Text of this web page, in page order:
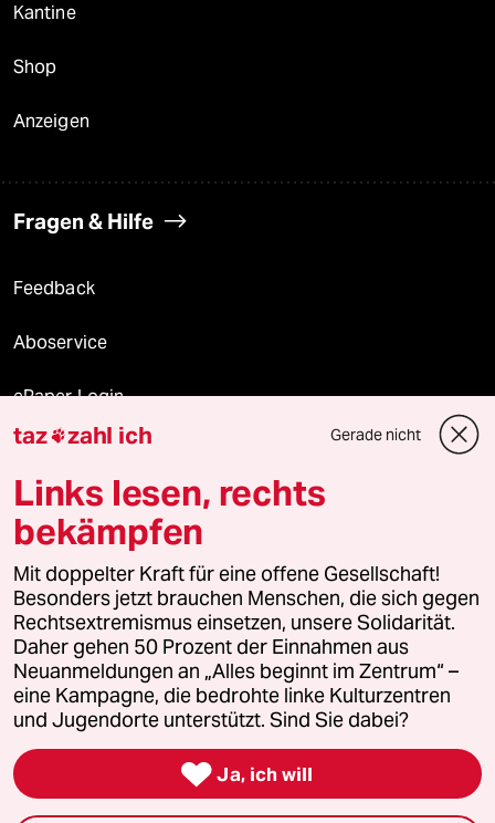
Kantine
Shop
Anzeigen
Fragen & Hilfe
Feedback
Aboservice
ePaper Login
Downloads für Abonnierende
© 2026 taz Verlags und Vertriebs GmbH
Alle Rechte vorbehalten. Bei rechtlichen Fragen oder für Genehmigungen
wenden Sie sich bitte an
lizenzen@taz.de
Feedback Redaktionsstatut Kommune-Richtlinien
Leitlinie Informant Datenschutz Impressum AGB
Seitenwende Einwilligungen widerrufen (Ads)
taz zahl ich Gerade nicht
Links lesen, rechts
bekämpfen
Mit doppelter Kraft für eine offene Gesellschaft!
Besonders jetzt brauchen Menschen, die sich gegen
Rechtsextremismus einsetzen, unsere Solidarität.
Daher gehen 50 Prozent der Einnahmen aus
Neuanmeldungen an „Alles beginnt im Zentrum“ –
eine Kampagne, die bedrohte linke Kulturzentren
und Jugendorte unterstützt. Sind Sie dabei?
 Ja, ich will